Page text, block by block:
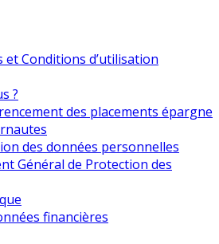
Conditions d’utilisation
?
des placements épargne
des données personnelles
Général de Protection des
financières